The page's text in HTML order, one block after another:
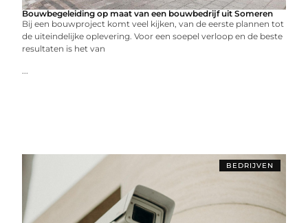
Bouwbegeleiding op maat van een bouwbedrijf uit Someren
Bij een bouwproject komt veel kijken, van de eerste plannen tot
de uiteindelijke oplevering. Voor een soepel verloop en de beste
resultaten is het van
...
BEDRIJVEN